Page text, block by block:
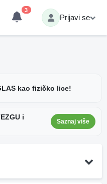
3
Prijavi se
kao fizičko lice!
i
Saznaj više